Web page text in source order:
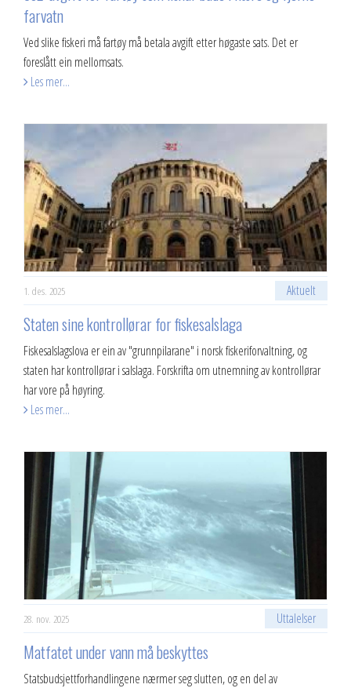
farvatn
Ved slike fiskeri må fartøy må betala avgift etter høgaste sats. Det er
foreslått ein mellomsats.
Les mer...
1. des. 2025 Aktuelt
Staten sine kontrollørar for fiskesalslaga
Fiskesalslagslova er ein av "grunnpilarane" i norsk fiskeriforvaltning, og
staten har kontrollørar i salslaga. Forskrifta om utnemning av kontrollørar
har vore på høyring.
Les mer...
28. nov. 2025 Uttalelser
Matfatet under vann må beskyttes
​Statsbudsjettforhandlingene nærmer seg slutten, og en del av